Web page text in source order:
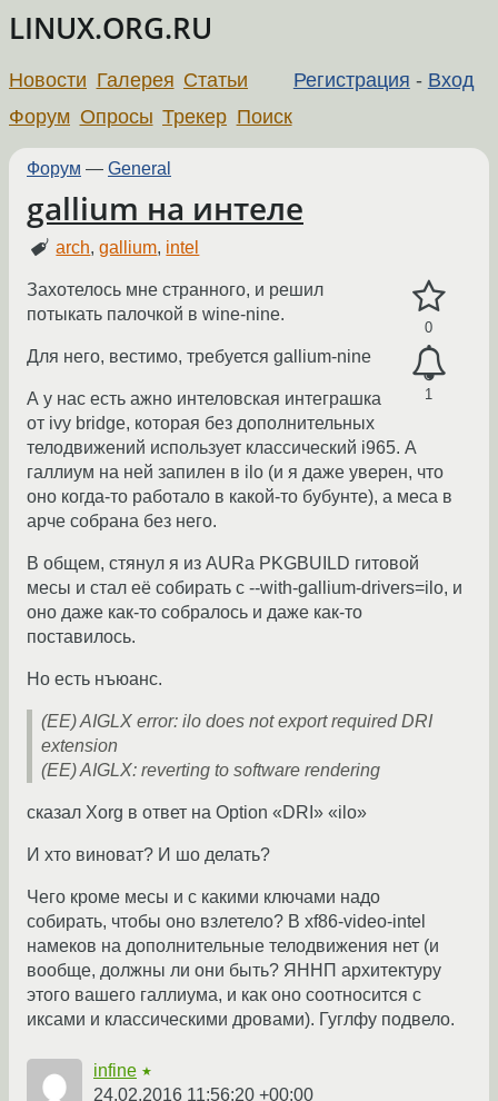
LINUX.ORG.RU
Регистрация - Вход
Новости Галерея Статьи
Форум Опросы Трекер Поиск
Форум — General
gallium на интеле
arch,gallium, intel
0
1
Захотелось мне странного, и решил
потыкать палочкой в wine-nine.
Для него, вестимо, требуется gallium-nine
А у нас есть ажно интеловская интеграшка
от ivy bridge, которая без дополнительных
телодвижений использует классический i965. А
галлиум на ней запилен в ilo (и я даже уверен, что
оно когда-то работало в какой-то бубунте), а меса в
арче собрана без него.
В общем, стянул я из AURа PKGBUILD гитовой
месы и стал её собирать с --with-gallium-drivers=ilo, и
оно даже как-то собралось и даже как-то
поставилось.
Но есть нъюанс.
(EE) AIGLX error: ilo does not export required DRI
extension
(EE) AIGLX: reverting to software rendering
сказал Xorg в ответ на Option «DRI» «ilo»
И хто виноват? И шо делать?
Чего кроме месы и с какими ключами надо
собирать, чтобы оно взлетело? В xf86-video-intel
намеков на дополнительные телодвижения нет (и
вообще, должны ли они быть? ЯННП архитектуру
этого вашего галлиума, и как оно соотносится с
иксами и классическими дровами). Гуглфу подвело.
infine ★
24.02.2016 11:56:20 +00:00